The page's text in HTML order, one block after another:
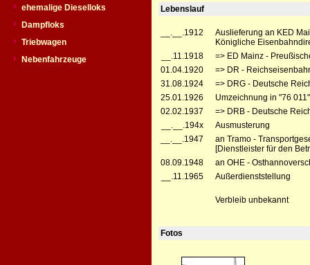
ehemalige Dieselloks
Dampfloks
Triebwagen
Nebenfahrzeuge
Lebenslauf
__.__.1912
Auslieferung an KED
Königliche
__.11.1918
=> ED Mainz -
01.04.1920
=> DR -
31.08.1924
=> DRG - Deutsche
25.01.1926
Umzeichnung in "76 011"
02.02.1937
=> DRB - Deutsche
__.__.194x
Ausmusterung
__.__.1947
an Tramo -
[Dienstleister für den
08.09.1948
an OHE -
__.11.1965
Außerdienststellung
Verbleib unbekannt
Fotos